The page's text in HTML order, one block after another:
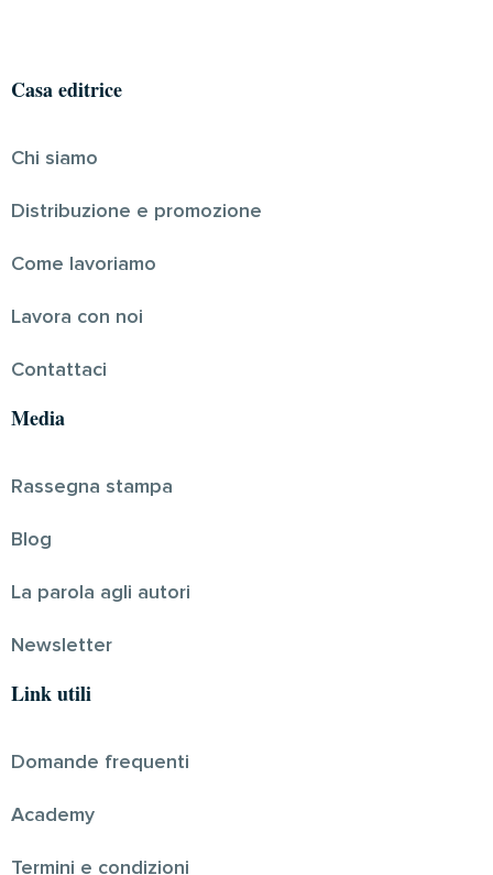
Casa editrice
Chi siamo
Distribuzione e promozione
Come lavoriamo
Lavora con noi
Contattaci
Media
Rassegna stampa
Blog
La parola agli autori
Newsletter
Link utili
Domande frequenti
Academy
Termini e condizioni